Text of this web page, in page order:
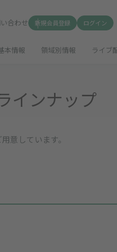
合わせ 新規会員登録 ログイン
本情報 領域別情報 ライブ
インナップ
意しています。